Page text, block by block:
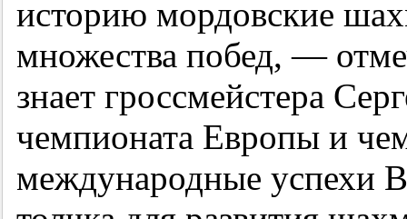
историю мордовские
множества побед, —
знает гроссмейстера
чемпионата Европы и
международные успехи